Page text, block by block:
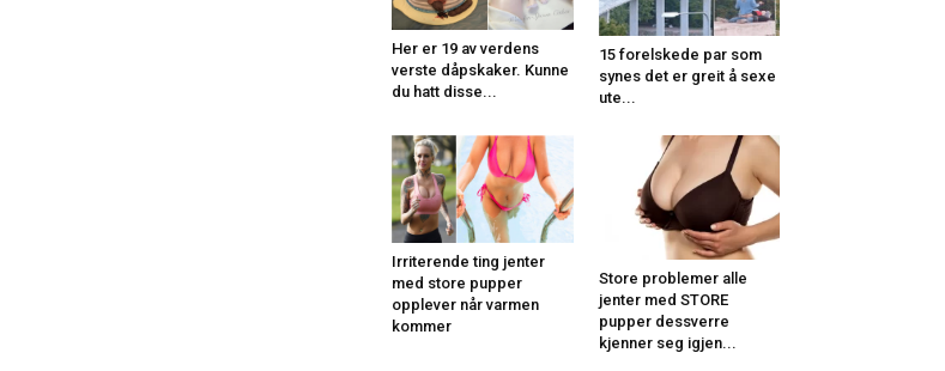
Her er 19 av verdens
verste dåpskaker. Kunne
du hatt disse...
15 forelskede par som
synes det er greit å sexe
ute...
Irriterende ting jenter
med store pupper
opplever når varmen
kommer
Store problemer alle
jenter med STORE
pupper dessverre
kjenner seg igjen...